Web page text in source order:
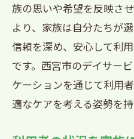
族の思いや希望を反映さ
より、家族は自分たちが
信頼を深め、安心して利
です。西宮市のデイサー
ケーションを通じて利用
適なケアを考える姿勢を持